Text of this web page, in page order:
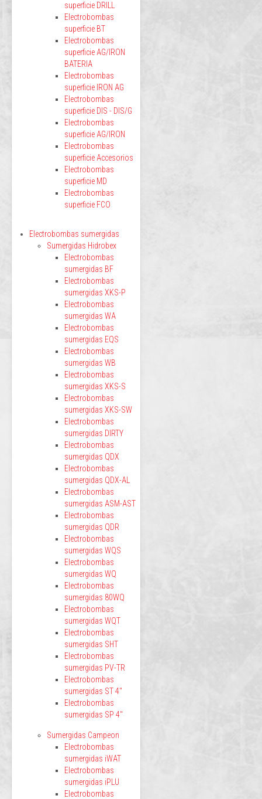
superficie DRILL
Electrobombas
superficie BT
Electrobombas
superficie AG/IRON
BATERIA
Electrobombas
superficie IRON AG
Electrobombas
superficie DIS - DIS/G
Electrobombas
superficie AG/IRON
Electrobombas
superficie Accesorios
Electrobombas
superficie MD
Electrobombas
superficie FCO
Electrobombas sumergidas
Sumergidas Hidrobex
Electrobombas
sumergidas BF
Electrobombas
sumergidas XKS-P
Electrobombas
sumergidas WA
Electrobombas
sumergidas EQS
Electrobombas
sumergidas WB
Electrobombas
sumergidas XKS-S
Electrobombas
sumergidas XKS-SW
Electrobombas
sumergidas DIRTY
Electrobombas
sumergidas QDX
Electrobombas
sumergidas QDX-AL
Electrobombas
sumergidas ASM-AST
Electrobombas
sumergidas QDR
Electrobombas
sumergidas WQS
Electrobombas
sumergidas WQ
Electrobombas
sumergidas 80WQ
Electrobombas
sumergidas WQT
Electrobombas
sumergidas SHT
Electrobombas
sumergidas PV-TR
Electrobombas
sumergidas ST 4"
Electrobombas
sumergidas SP 4"
Sumergidas Campeon
Electrobombas
sumergidas iWAT
Electrobombas
sumergidas iPLU
Electrobombas